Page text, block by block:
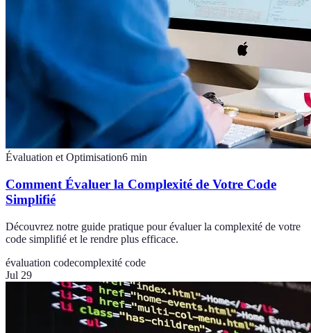
Évaluation et Optimisation6 min
Comment Évaluer la Complexité de Votre Code
Simplifié
Découvrez notre guide pratique pour évaluer la complexité de votre
code simplifié et le rendre plus efficace.
évaluation codecomplexité code
Jul 29